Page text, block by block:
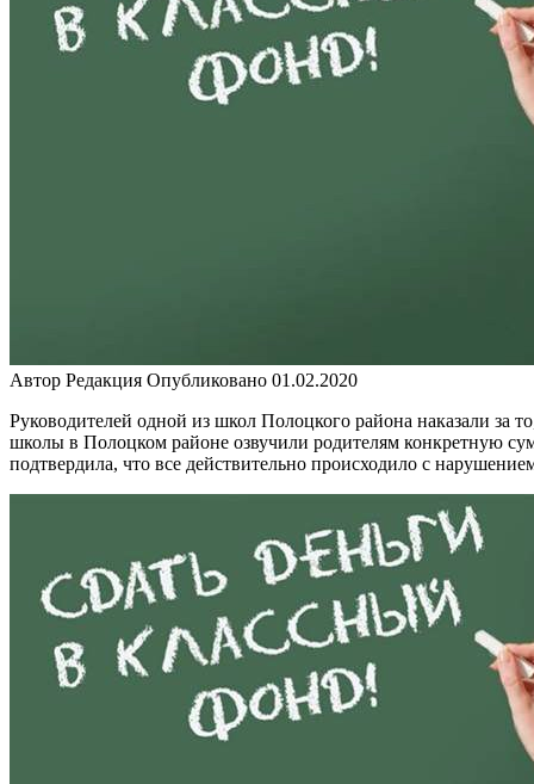
Автор Редакция Опубликовано 01.02.2020
Руководителей одной из школ Полоцкого района наказали за
школы в Полоцком районе озвучили родителям конкретную
подтвердила, что все действительно происходило с